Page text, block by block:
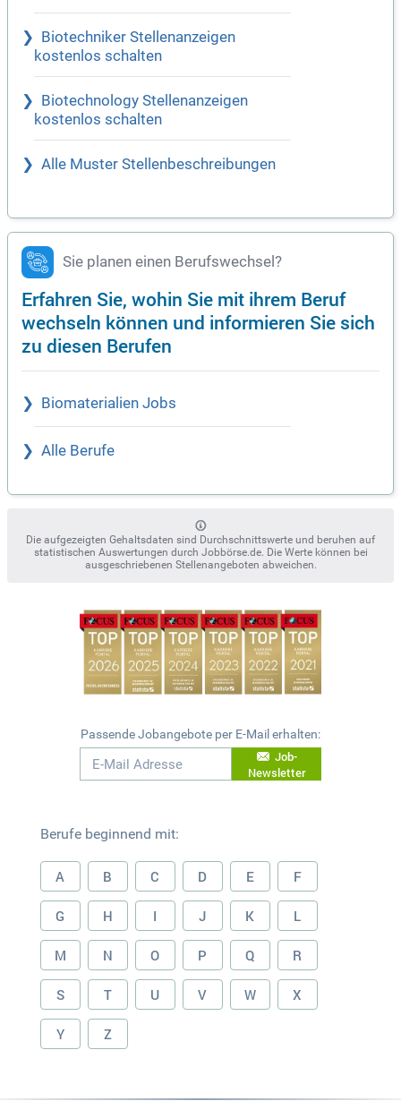
Biotechniker Stellenanzeigen
kostenlos schalten
Biotechnology Stellenanzeigen
kostenlos schalten
Alle Muster Stellenbeschreibungen
Sie planen einen Berufswechsel?
Erfahren Sie, wohin Sie mit ihrem Beruf
wechseln können und informieren Sie sich
zu diesen Berufen
Biomaterialien Jobs
Alle Berufe
Die aufgezeigten Gehaltsdaten sind Durchschnittswerte und beruhen auf
statistischen Auswertungen durch Jobbörse.de. Die Werte können bei
ausgeschriebenen Stellenangeboten abweichen.
Passende Jobangebote per E-Mail erhalten:
Job-
Newsletter
Berufe beginnend mit:
A B C D E F
G H I J K L
M N O P Q R
S T U V W X
Y Z